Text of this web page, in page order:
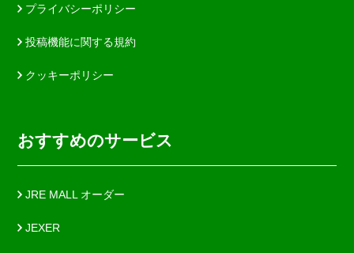
プライバシーポリシー
投稿機能に関する規約
クッキーポリシー
おすすめのサービス
JRE MALL オーダー
JEXER